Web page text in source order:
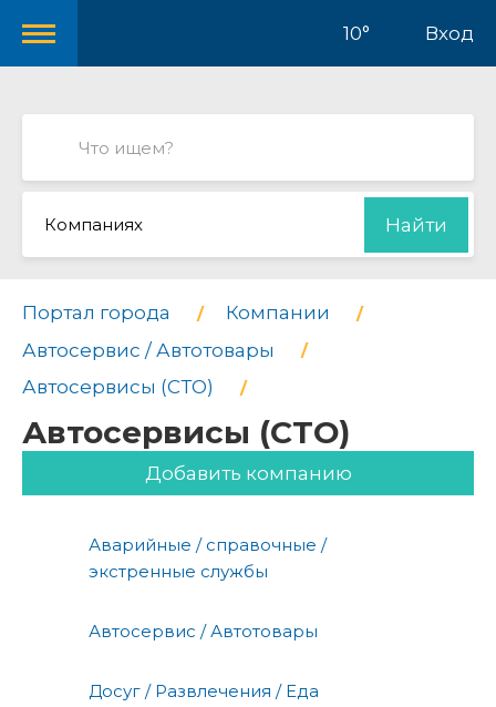
10° Вход
Компаниях Найти
Портал города
Компании
Автосервис / Автотовары
Автосервисы (СТО)
Автосервисы (СТО)
Добавить компанию
Аварийные / справочные /
экстренные службы
Автосервис / Автотовары
Досуг / Развлечения / Еда